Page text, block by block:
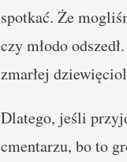
spotkać. Że
czy młodo
zmarłej
Dlatego, jeśli
cmentarzu, bo to